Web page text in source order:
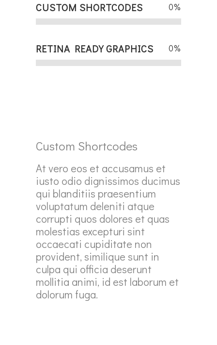
CUSTOM SHORTCODES 0%
RETINA READY GRAPHICS 0%
Custom Shortcodes
At vero eos et accusamus et
iusto odio dignissimos ducimus
qui blanditiis praesentium
voluptatum deleniti atque
corrupti quos dolores et quas
molestias excepturi sint
occaecati cupiditate non
provident, similique sunt in
culpa qui officia deserunt
mollitia animi, id est laborum et
dolorum fuga.